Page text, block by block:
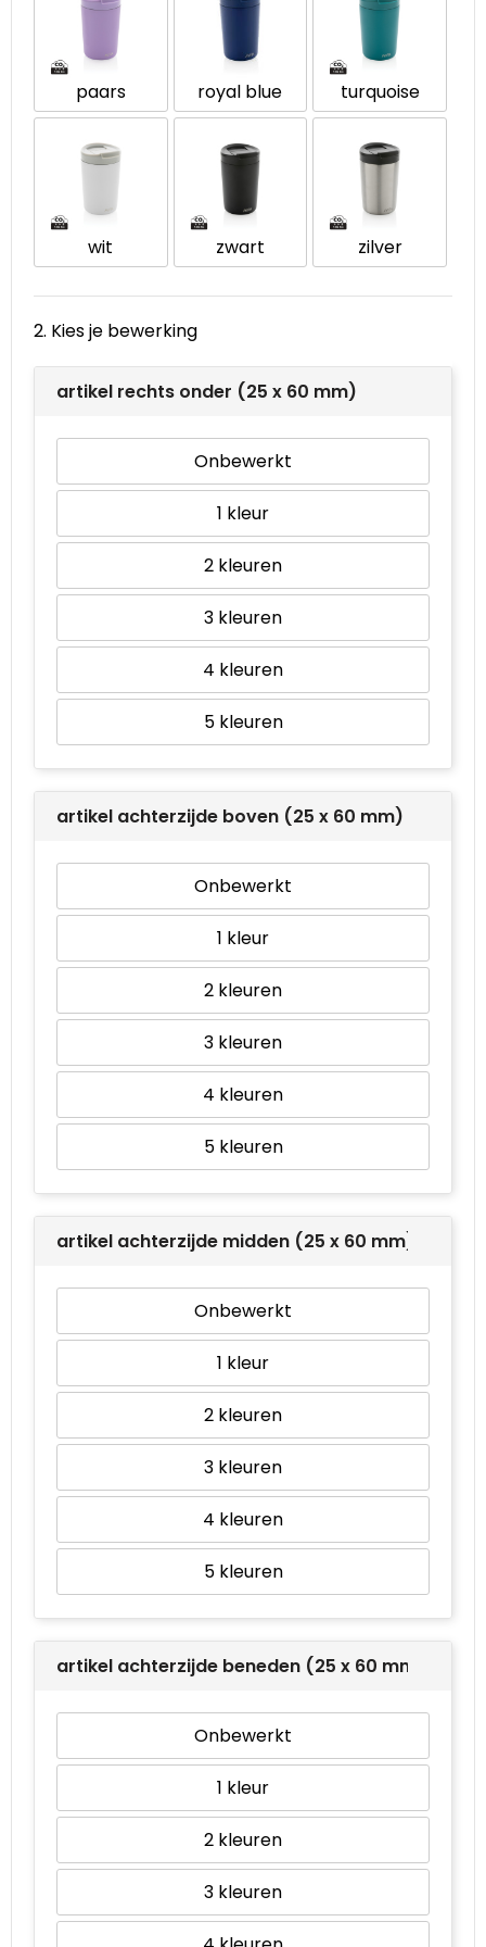
Waterbestendige tassen
Goodiebags
paars royal blue turquoise
wit zwart zilver
2. Kies je bewerking
artikel rechts onder (25 x 60 mm)
Onbewerkt
1
2
3
4
5
artikel achterzijde boven (25 x 60 mm)
Onbewerkt
1
2
3
4
5
artikel achterzijde midden (25 x 60 mm)
Onbewerkt
1
2
3
4
5
artikel achterzijde beneden (25 x 60 mm)
Onbewerkt
1
2
3